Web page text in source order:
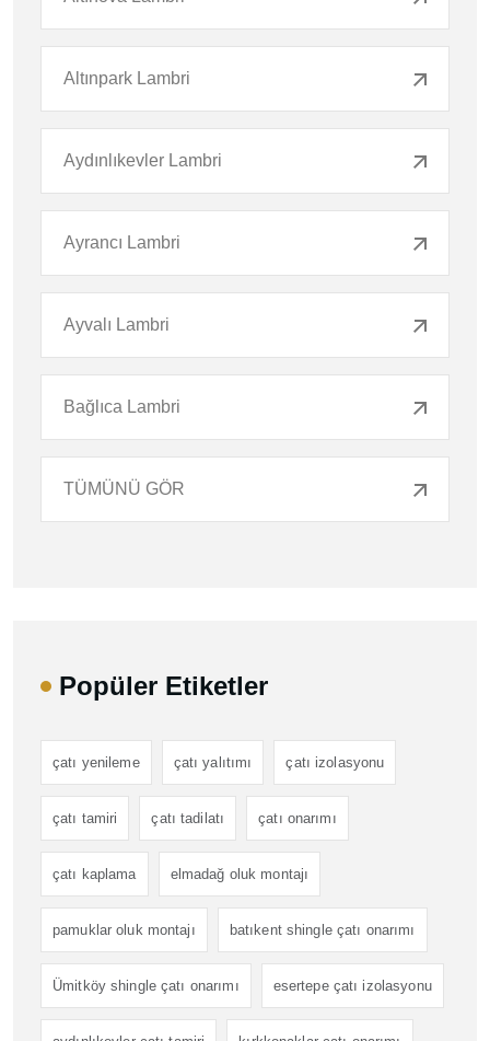
Altınpark Lambri
Aydınlıkevler Lambri
Ayrancı Lambri
Ayvalı Lambri
Bağlıca Lambri
TÜMÜNÜ GÖR
Popüler Etiketler
çatı yenileme çatı yalıtımı çatı izolasyonu
çatı tamiri çatı tadilatı çatı onarımı
çatı kaplama elmadağ oluk montajı
pamuklar oluk montajı batıkent shingle çatı onarımı
Ümitköy shingle çatı onarımı esertepe çatı izolasyonu